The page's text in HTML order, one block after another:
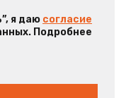
я даю согласие
Подробнее